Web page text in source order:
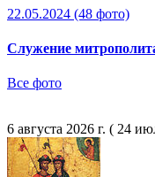
22.05.2024 (48 фото)
Служение
Все фото
6 августа 2026 г. ( 24